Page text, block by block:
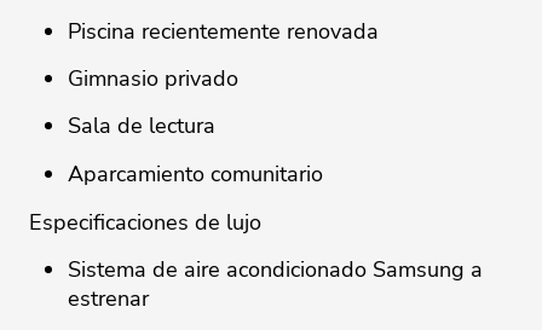
Piscina recientemente renovada
Gimnasio privado
Sala de lectura
Aparcamiento comunitario
Especificaciones de lujo
Sistema de aire acondicionado Samsung a
estrenar